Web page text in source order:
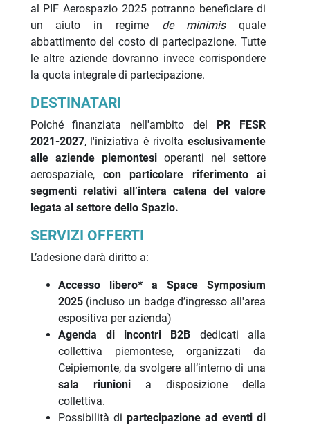
al PIF Aerospazio 2025 potranno beneficiare di
un aiuto in regime de minimisquale
abbattimento del costo di partecipazione. Tutte
le altre aziende dovranno invece corrispondere
la quota integrale di partecipazione.
DESTINATARI
Poiché finanziata nell'ambito del
PR FESR
2021-2027, l'iniziativa è rivolta esclusivamente
alle aziende piemontesioperanti nel settore
aerospaziale, con particolare riferimento ai
segmenti relativi all’intera catena del valore
legata al settore dello Spazio.
SERVIZI OFFERTI
L’adesione darà diritto a:
Accesso libero* a
Space Symposium
2025(incluso un badge d’ingresso all'area
espositiva per azienda)
Agenda di incontri B2B dedicati alla
collettiva piemontese, organizzati da
Ceipiemonte, da svolgere all’interno di una
sala riunionia disposizione della
collettiva.
Possibilità dipartecipazione ad eventi di